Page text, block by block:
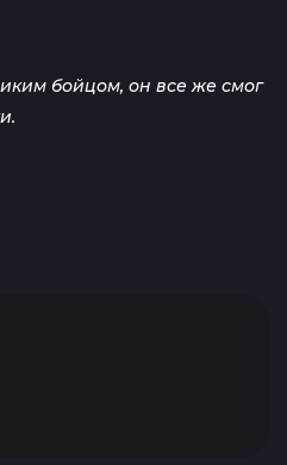
бойцом, он все же смог